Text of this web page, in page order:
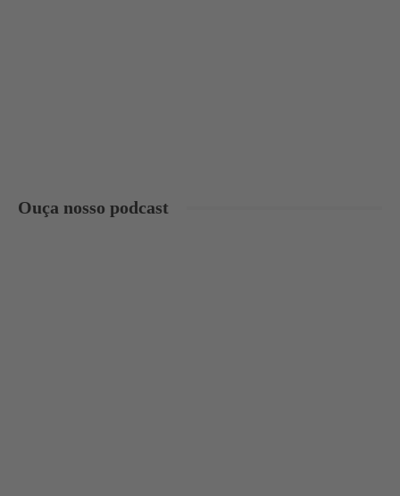
Ouça nosso podcast